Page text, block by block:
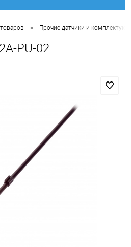
• Прочие датчики и
PU-02